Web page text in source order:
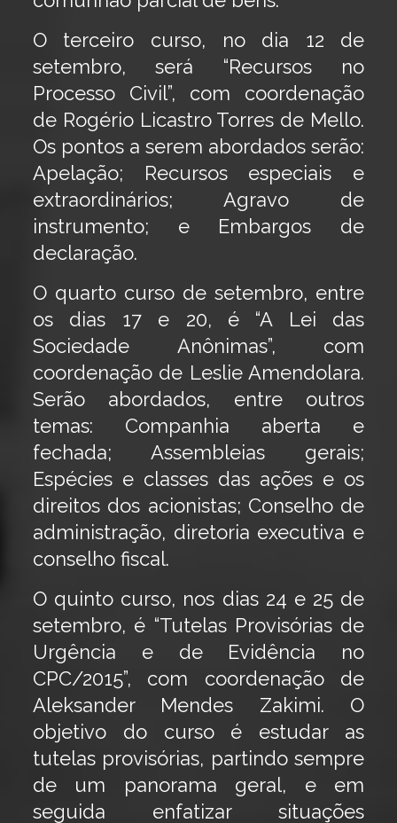
O terceiro curso, no dia 12 de
setembro, será “Recursos no
Processo Civil”, com coordenação
de Rogério Licastro Torres de Mello.
Os pontos a serem abordados serão:
Apelação; Recursos especiais e
extraordinários; Agravo de
instrumento; e Embargos de
declaração.
O quarto curso de setembro, entre
os dias 17 e 20, é “A Lei das
Sociedade Anônimas”, com
coordenação de Leslie Amendolara.
Serão abordados, entre outros
temas: Companhia aberta e
fechada; Assembleias gerais;
Espécies e classes das ações e os
direitos dos acionistas; Conselho de
administração, diretoria executiva e
conselho fiscal.
O quinto curso, nos dias 24 e 25 de
setembro, é “Tutelas Provisórias de
Urgência e de Evidência no
CPC/2015”, com coordenação de
Aleksander Mendes Zakimi. O
objetivo do curso é estudar as
tutelas provisórias, partindo sempre
de um panorama geral, e em
seguida enfatizar situações